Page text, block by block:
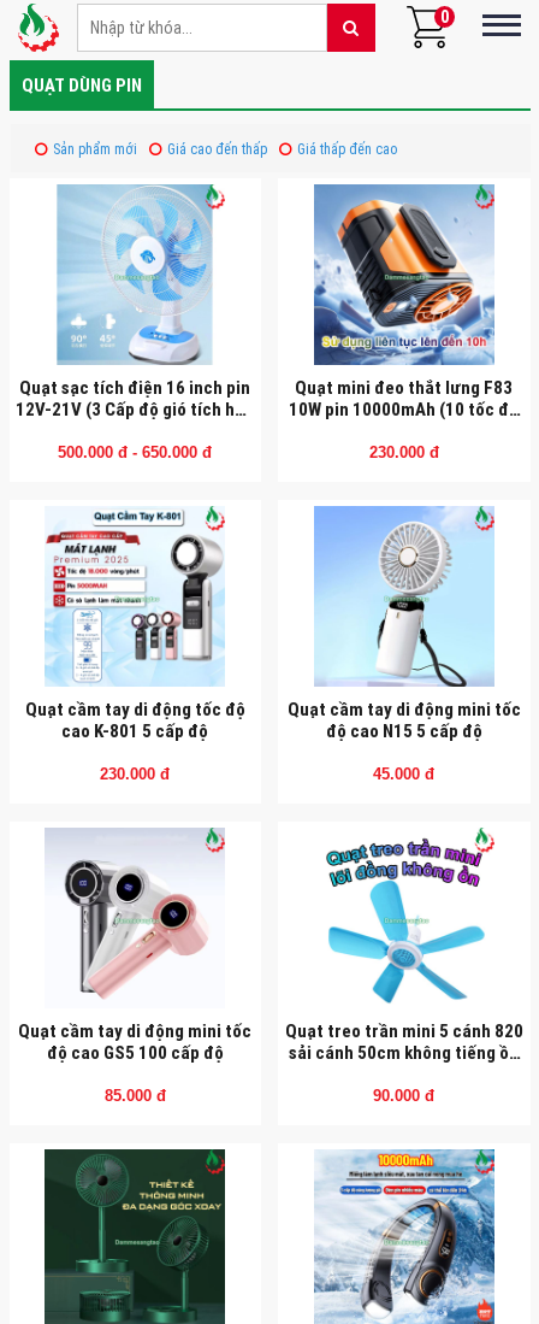
0
QUẠT DÙNG PIN
Sản phẩm mới Giá cao đến thấp Giá thấp đến cao
Quạt sạc tích điện 16 inch pin
12V-21V (3 Cấp độ gió tích hợp
500.000 đ - 650.000 đ
Quạt mini đeo thắt lưng F83
10W pin 10000mAh (10 tốc độ
230.000 đ
Quạt cầm tay di động tốc độ
cao K-801 5 cấp độ
230.000 đ
Quạt cầm tay di động mini tốc
độ cao N15 5 cấp độ
45.000 đ
Quạt cầm tay di động mini tốc
độ cao GS5 100 cấp độ
85.000 đ
Quạt treo trần mini 5 cánh 820
sải cánh 50cm không tiếng ồn
90.000 đ